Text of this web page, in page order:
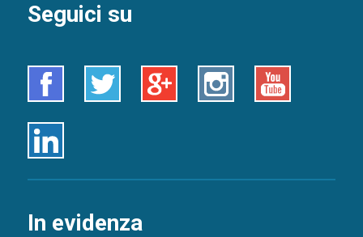
Seguici su
Facebook Twitter Google+ Instagram Youtube
Linkedin
In evidenza